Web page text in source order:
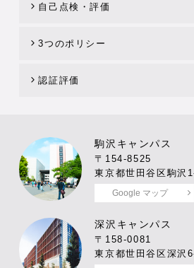
自己点検・評価
3つのポリシー
認証評価
駒沢キャンパス
〒154-8525
東京都世田谷区駒沢
Google マップ
深沢キャンパス
〒158-0081
東京都世田谷区深沢